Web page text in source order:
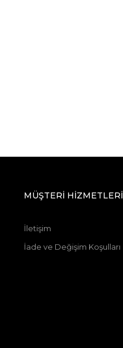
MÜŞTERİ HİZMETLERİ
İletişim
İade ve Değişim Koşulları